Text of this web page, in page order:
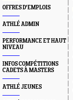
OFFRES D'EMPLOIS
ATHLÉ ADMIN
PERFORMANCE ET HAUT
NIVEAU
INFOS COMPÉTITIONS
CADETS À MASTERS
ATHLÉ JEUNES